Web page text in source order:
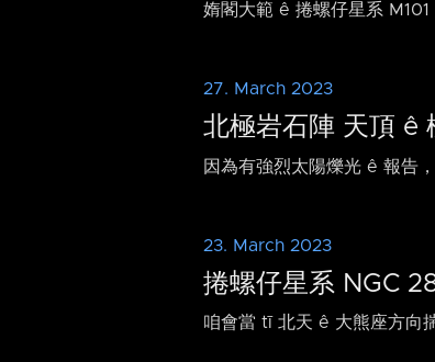
媠閣大範 ê 捲螺仔星系
27. March 2023
北極岩石陣 天頂 ê
因為有強烈太陽爍光 ê 報告
23. March 2023
捲螺仔星系 NGC
咱會當 tī 北天 ê 大熊座方向